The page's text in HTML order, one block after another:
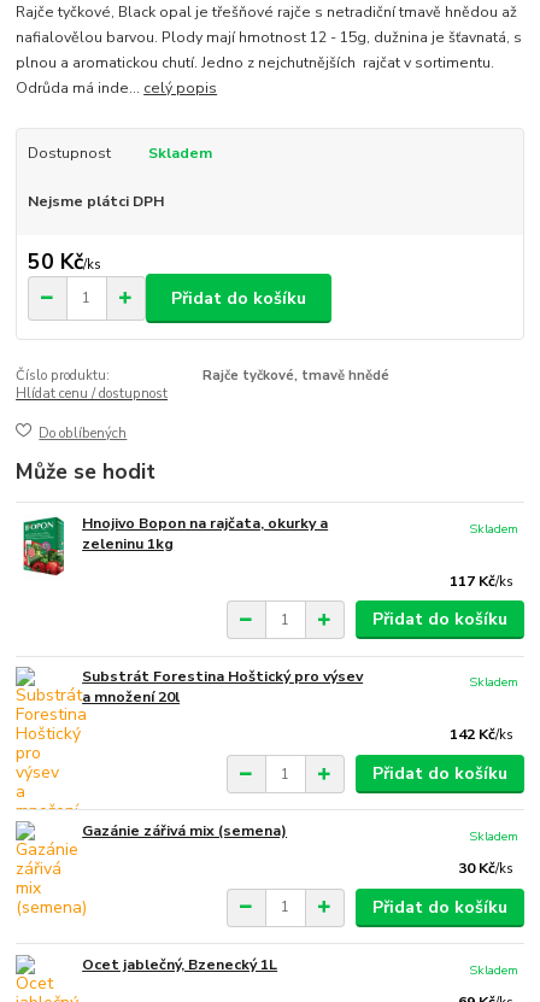
Rajče tyčkové, Black opal je třešňové rajče s netradiční tmavě hnědou až
nafialovělou barvou. Plody mají hmotnost 12 - 15g, dužnina je šťavnatá, s
plnou a aromatickou chutí. Jedno z nejchutnějších rajčat v sortimentu.
Odrůda má inde... celý popis
Dostupnost Skladem
Nejsme plátci DPH
50 Kč/ks
Přidat do košíku
Číslo produktu:
Rajče tyčkové, tmavě hnědé
Hlídat cenu / dostupnost
Do oblíbených
Může se hodit
Hnojivo Bopon na rajčata, okurky a
zeleninu 1kg
117 Kč/ks
Skladem
Přidat do košíku
Substrát Forestina Hoštický pro výsev
a množení 20l
142 Kč/ks
Skladem
Přidat do košíku
Gazánie zářivá mix (semena)
30 Kč/ks
Skladem
Přidat do košíku
Ocet jablečný, Bzenecký 1L
Skladem